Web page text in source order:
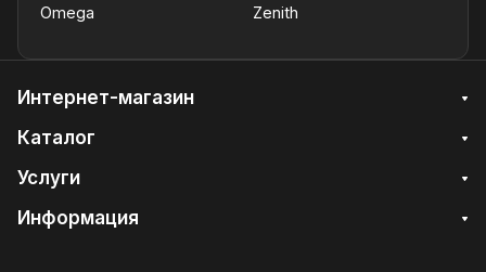
Omega
Zenith
Интернет-магазин
Каталог
Услуги
Информация